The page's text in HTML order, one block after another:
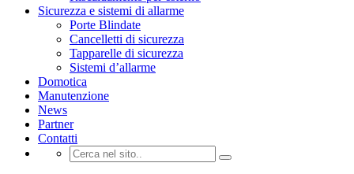
Sicurezza e sistemi di allarme
Porte Blindate
Cancelletti di sicurezza
Tapparelle di sicurezza
Sistemi d’allarme
Domotica
Manutenzione
News
Partner
Contatti